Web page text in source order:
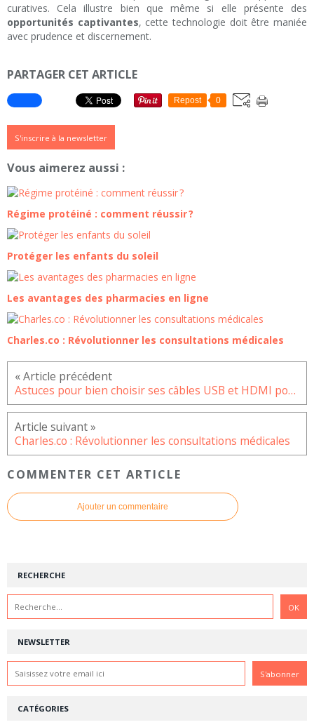
curatives. Cela illustre bien que même si elle présente des
opportunités captivantes, cette technologie doit être maniée
avec prudence et discernement.
PARTAGER CET ARTICLE
Repost 0
S'inscrire à la newsletter
Vous aimerez aussi :
Régime protéiné : comment réussir ?
Protéger les enfants du soleil
Les avantages des pharmacies en ligne
Charles.co : Révolutionner les consultations médicales
Astuces pour bien choisir ses câbles USB et HDMI pour une connectivité optimale
Charles.co : Révolutionner les consultations médicales
COMMENTER CET ARTICLE
Ajouter un commentaire
NEWSLETTER
RECHERCHE
CATÉGORIES